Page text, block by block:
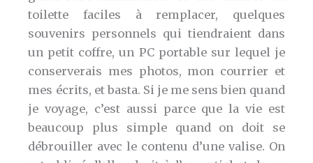
toilette faciles à remplacer, quelques
souvenirs personnels qui tiendraient dans
un petit coffre, un PC portable sur lequel je
conserverais mes photos, mon courrier et
mes écrits, et basta. Si je me sens bien quand
je voyage, c’est aussi parce que la vie est
beaucoup plus simple quand on doit se
débrouiller avec le contenu d’une valise. On